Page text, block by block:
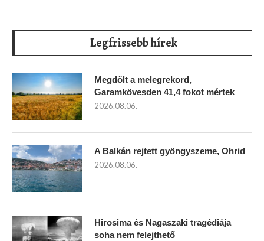
Legfrissebb hírek
Megdőlt a melegrekord,
Garamkövesden 41,4 fokot mértek
2026.08.06.
A Balkán rejtett gyöngyszeme, Ohrid
2026.08.06.
Hirosima és Nagaszaki tragédiája
soha nem felejthető